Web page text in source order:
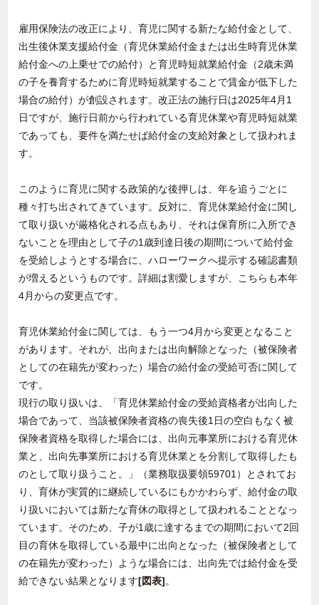
雇用保険法の改正により、育児に関する新たな給付金として、
出生後休業支援給付金（育児休業給付金または出生時育児休業
給付金への上乗せでの給付）と育児時短就業給付金（2歳未満
の子を養育するために育児時短就業することで賃金が低下した
場合の給付）が創設されます。改正法の施行日は2025年4月 1
日ですが、施行日前から行われている育児休業や育児時短就業
であっても、要件を満たせば給付金の支給対象として扱われま
す。
このように育児に関する政策的な後押しは、年を追うごとに
種々打ち出されてきています。反対に、育児休業給付金に関し
て取り扱いが厳格化される点もあり、それは保育所に入所でき
ないことを理由として子の1 歳到達日後の期間について給付金
を受給しようとする場合に、ハローワークへ提示する確認書類
が増えるというものです。詳細は割愛しますが、こちらも本年
4月からの変更点です。
育児休業給付金に関しては、もう一つ4月から変更となること
があります。それが、出向または出向解除となった（被保険者
としての在籍先が変わった）場合の給付金の受給可否に関して
です。
現行の取り扱いは、「育児休業給付金の受給資格者が出向した
場合であって、当該被保険者資格の喪失後1 日の空白もなく被
保険者資格を取得した場合には、出向元事業所における育児休
業と、出向先事業所における育児休業とを分割して取得したも
のとして取り扱うこと。」（業務取扱要領59701 ）とされてお
り、育休が実質的に継続しているにもかかわらず、給付金の取
り扱いにおいては新たな育休の取得として扱われることとなっ
ています。そのため、子が1 歳に達するまでの期間において2回
目の育休を取得している最中に出向となった（被保険者として
の在籍先が変わった）ような場合には、出向先では給付金を受
給できない結果となります[図表]。